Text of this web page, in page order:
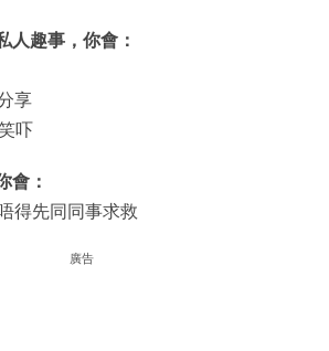
人趣事，你會：
享
吓
會：
得先同同事求救
廣告